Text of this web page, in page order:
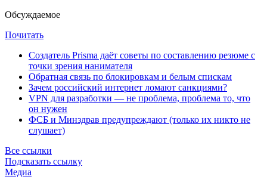
Обсуждаемое
Почитать
Создатель Prisma даёт советы по составлению резюме с
точки зрения нанимателя
Обратная связь по блокировкам и белым спискам
Зачем российский интернет ломают санкциями?
VPN для разработки — не проблема, проблема то, что
он нужен
ФСБ и Минздрав предупреждают (только их никто не
слушает)
Все ссылки
Подсказать ссылку
Медиа